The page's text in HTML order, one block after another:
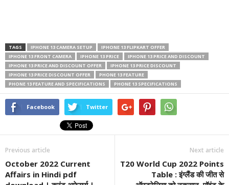
TAGS IPHONE 13 CAMERA SETUP
IPHONE 13 FLIPKART OFFER
IPHONE 13 FRONT CAMERA
IPHONE 13 PRICE
IPHONE 13 PRICE AND DISCOUNT
IPHONE 13 PRICE AND DISCOUNT OFFER
IPHONE 13 PRICE DISCOUNT
IPHONE 13 PRICE DISCOUNT OFFER
PHONE 13 FEATURE
PHONE 13 FEATURE AND SPECIFICATIONS
PHONE 13 SPECIFICATIONS
Facebook Twitter
Previous article
October 2022 Current
Affairs in Hindi pdf
Next article
T20 World Cup 2022 Points
Table : इंग्लैंड की जीत से